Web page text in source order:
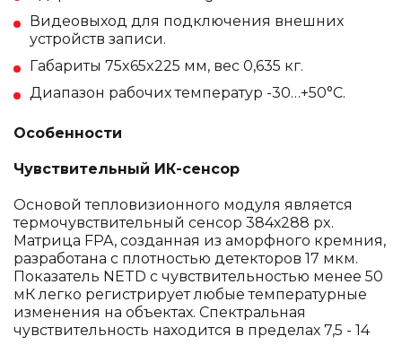
Видеовыход для подключения внешних
устройств записи.
Габариты 75x65x225 мм, вес 0,635 кг.
Диапазон рабочих температур -30…+50°С.
Особенности
Чувствительный ИК-сенсор
Основой тепловизионного модуля является
термочувствительный сенсор 384х288 px.
Матрица FPA, созданная из аморфного кремния,
разработана с плотностью детекторов 17 мкм.
Показатель NETD с чувствительностью менее 50
мК легко регистрирует любые температурные
изменения на объектах. Спектральная
чувствительность находится в пределах 7,5 - 14